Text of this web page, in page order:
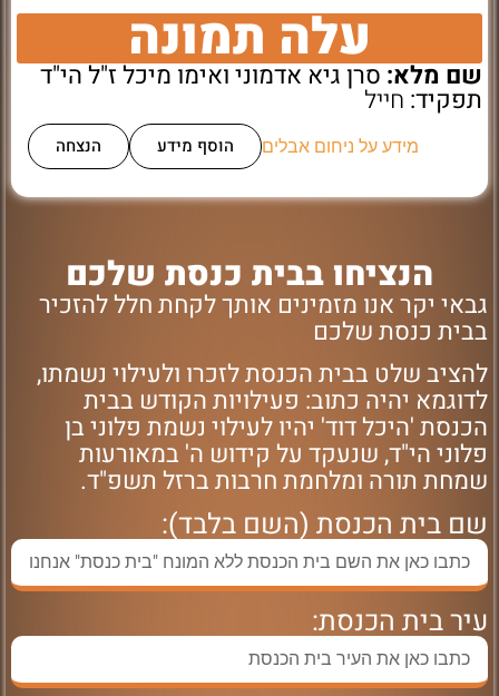
עלה תמונה
שם מלא:סרן גיא אדמוני ואימו מיכל ז"ל הי"ד
תפקיד: חייל
מידע על ניחום אבלים הוסף מידע הנצחה
הנציחו בבית כנסת שלכם
גבאי יקר אנו מזמינים אותך לקחת חלל להזכיר
בבית כנסת שלכם
להציב שלט בבית הכנסת לזכרו ולעילוי נשמתו,
לדוגמא יהיה כתוב: פעילויות הקודש בבית
הכנסת 'היכל דוד' יהיו לעילוי נשמת פלוני בן
פלוני הי"ד, שנעקד על קידוש ה' במאורעות
שמחת תורה ומלחמת חרבות ברזל תשפ"ד.
שם בית הכנסת (השם בלבד):
עיר בית הכנסת: